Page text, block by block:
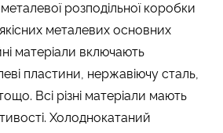
розподільної коробки
металевих основних
матеріали включають
пластини, нержавіючу сталь,
Всі різні матеріали мають
Холоднокатаний